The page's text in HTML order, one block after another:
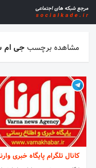
مشاهده برچسبجی
کانال تلگرام پایگاه خبری